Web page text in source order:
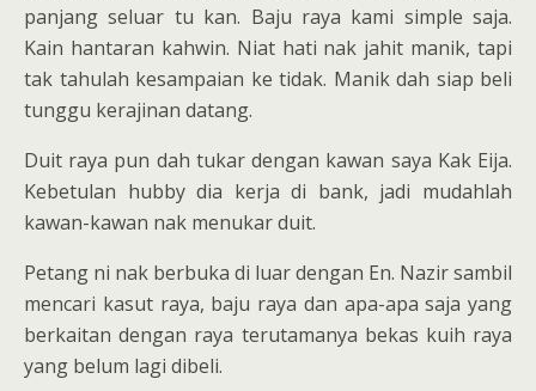
panjang seluar tu kan. Baju raya kami simple saja.
Kain hantaran kahwin. Niat hati nak jahit manik, tapi
tak tahulah kesampaian ke tidak. Manik dah siap beli
tunggu kerajinan datang.
Duit raya pun dah tukar dengan kawan saya Kak Eija.
Kebetulan hubby dia kerja di bank, jadi mudahlah
kawan-kawan nak menukar duit.
Petang ni nak berbuka di luar dengan En. Nazir sambil
mencari kasut raya, baju raya dan apa-apa saja yang
berkaitan dengan raya terutamanya bekas kuih raya
yang belum lagi dibeli.